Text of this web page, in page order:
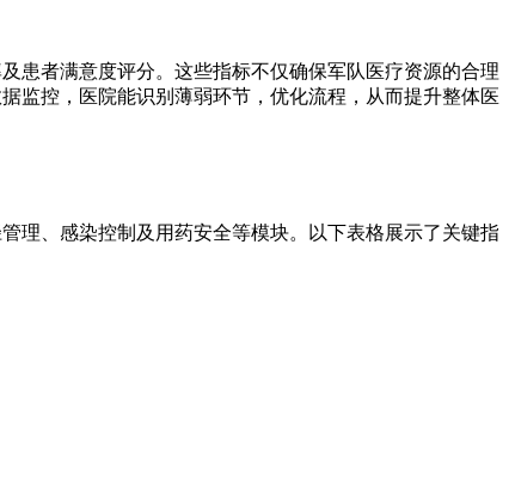
患者满意度评分。这些指标不仅确保军队医疗资源的合理
监控，医院能识别薄弱环节，优化流程，从而提升整体医
理、感染控制及用药安全等模块。以下表格展示了关键指